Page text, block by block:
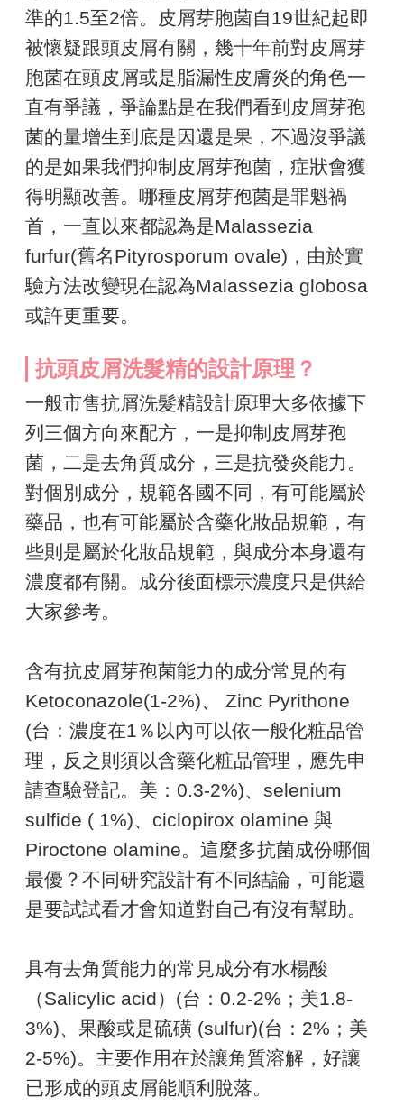
準的1.5至2倍。皮屑芽胞菌自19世紀起即
被懷疑跟頭皮屑有關，幾十年前對皮屑芽
胞菌在頭皮屑或是脂漏性皮膚炎的角色一
直有爭議，爭論點是在我們看到皮屑芽孢
菌的量增生到底是因還是果，不過沒爭議
的是如果我們抑制皮屑芽孢菌，症狀會獲
得明顯改善。哪種皮屑芽孢菌是罪魁禍
首，一直以來都認為是Malassezia
furfur(舊名Pityrosporum ovale)，由於實
驗方法改變現在認為Malassezia globosa
或許更重要。
抗頭皮屑洗髮精的設計原理？
一般市售抗屑洗髮精設計原理大多依據下
列三個方向來配方，一是抑制皮屑芽孢
菌，二是去角質成分，三是抗發炎能力。
對個別成分，規範各國不同，有可能屬於
藥品，也有可能屬於含藥化妝品規範，有
些則是屬於化妝品規範，與成分本身還有
濃度都有關。成分後面標示濃度只是供給
大家參考。
含有抗皮屑芽孢菌能力的成分常見的有
Ketoconazole(1-2%)、 Zinc Pyrithone
(台：濃度在1％以內可以依一般化粧品管
理，反之則須以含藥化粧品管理，應先申
請查驗登記。美：0.3-2%)、selenium
sulfide ( 1%)、ciclopirox olamine 與
Piroctone olamine。這麼多抗菌成份哪個
最優？不同研究設計有不同結論，可能還
是要試試看才會知道對自己有沒有幫助。
具有去角質能力的常見成分有水楊酸
（Salicylic acid）(台：0.2-2%；美1.8-
3%)、果酸或是硫磺 (sulfur)(台：2%；美
2-5%)。主要作用在於讓角質溶解，好讓
已形成的頭皮屑能順利脫落。